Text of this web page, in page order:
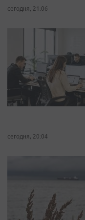
сегодня, 21:06
сегодня, 20:04